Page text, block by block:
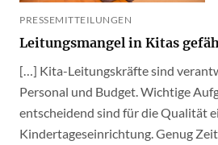
PRESSEMITTEILUNGEN
Leitungsmangel in Kitas
[…] Kita-Leitungskräfte sind
Personal und Budget. Wichtige
entscheidend sind für die Qualität
Kindertageseinrichtung. Genug